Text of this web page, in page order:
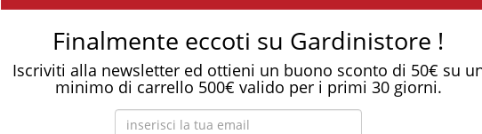
Finalmente eccoti su Gardinistore !
Iscriviti alla newsletter ed ottieni un buono sconto di 50€ su
minimo di carrello 500€ valido per i primi 30 giorni.
Rete estraibile Game - singola